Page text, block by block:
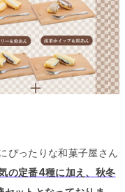
ぴったりな和菓子屋さん
の定番4種に加え、秋冬